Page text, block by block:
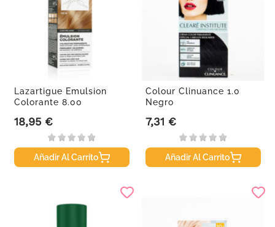
Lazartigue Emulsion
Colorante 8.00
Precio
18,95 €
Añadir Al Carrito
Colour Clinuance 1.0
Negro
Precio
7,31 €
Añadir Al Carrito